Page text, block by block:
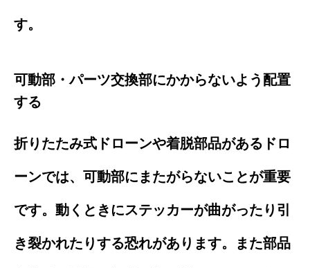
す。
可動部・パーツ交換部にかからないよう配置
する
折りたたみ式ドローンや着脱部品があるドロ
ーンでは、可動部にまたがらないことが重要
です。動くときにステッカーが曲がったり引
き裂かれたりする恐れがあります。また部品